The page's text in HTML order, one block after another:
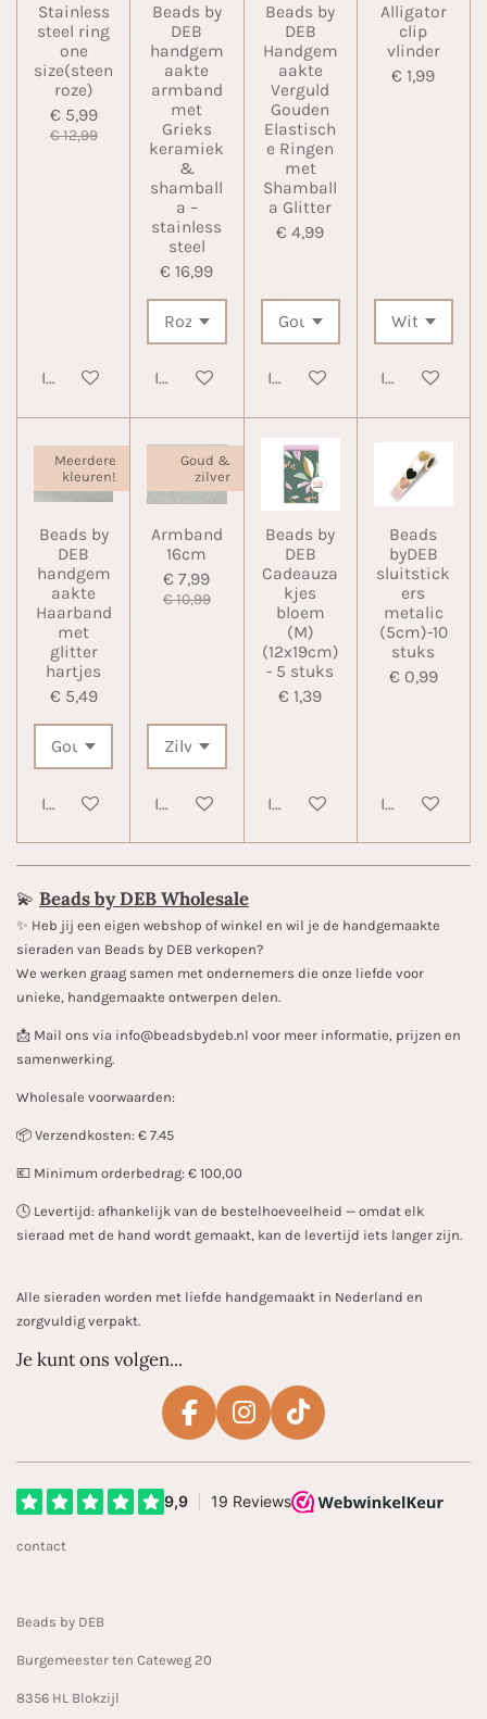
Stainless
steel ring
one
size(steen
roze)
€ 5,99
€ 12,99
In winkelwagen
Beads by
DEB
handgem
aakte
armband
met
Grieks
keramiek
&
shamball
a –
stainless
steel
€ 16,99
In winkelwagen
Beads by
DEB
Handgem
aakte
Verguld
Gouden
Elastisch
e Ringen
met
Shamball
a Glitter
€ 4,99
In winkelwagen
Alligator
clip
vlinder
€ 1,99
In
Meerdere
kleuren!
Beads by
DEB
handgem
aakte
Haarband
met
glitter
hartjes
€ 5,49
In winkelwagen
Goud &
zilver
Armband
16cm
€ 7,99
€ 10,99
In winkelwagen
Beads by
DEB
Cadeauza
kjes
bloem
(M)
(12x19cm)
- 5 stuks
€ 1,39
In winkelwagen
Beads
byDEB
sluitstick
ers
metalic
(5cm)-10
stuks
€ 0,99
In
💫 Beads by DEB Wholesale
✨️ Heb jij een eigen webshop of winkel en wil je de handgemaakte
sieraden van Beads by DEB verkopen?
We werken graag samen met ondernemers die onze liefde voor
unieke, handgemaakte ontwerpen delen.
📩 Mail ons via info@beadsbydeb.nl voor meer informatie, prijzen en
samenwerking.
Wholesale voorwaarden:
📦 Verzendkosten: € 7.45
💶 Minimum orderbedrag: € 100,00
🕓 Levertijd: afhankelijk van de bestelhoeveelheid — omdat elk
sieraad met de hand wordt gemaakt, kan de levertijd iets langer zijn.
Alle sieraden worden met liefde handgemaakt in Nederland en
zorgvuldig verpakt.
Je kunt ons volgen...
F
e
I
t
T
T
contact
Beads by DEB
Burgemeester ten Cateweg 20
8356 HL Blokzijl